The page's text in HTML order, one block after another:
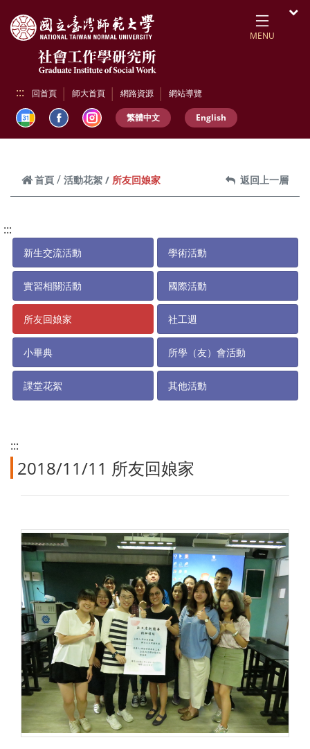
MENU
::: 回首頁 師大首頁 網路資源 網站導覽
繁體中文 English
首頁 活動花絮 所友回娘家 返回上一層
:::
新生交流活動 學術活動
實習相關活動 國際活動
所友回娘家 社工週
小畢典 所學（友）會活動
課堂花絮 其他活動
:::
2018/11/11 所友回娘家